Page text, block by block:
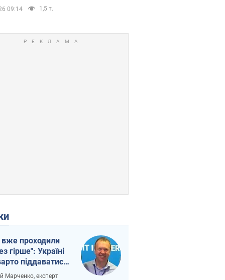
09:14 1,5 т.
проходили
гірше": Україні
піддаватися
через
Марченко, експерт